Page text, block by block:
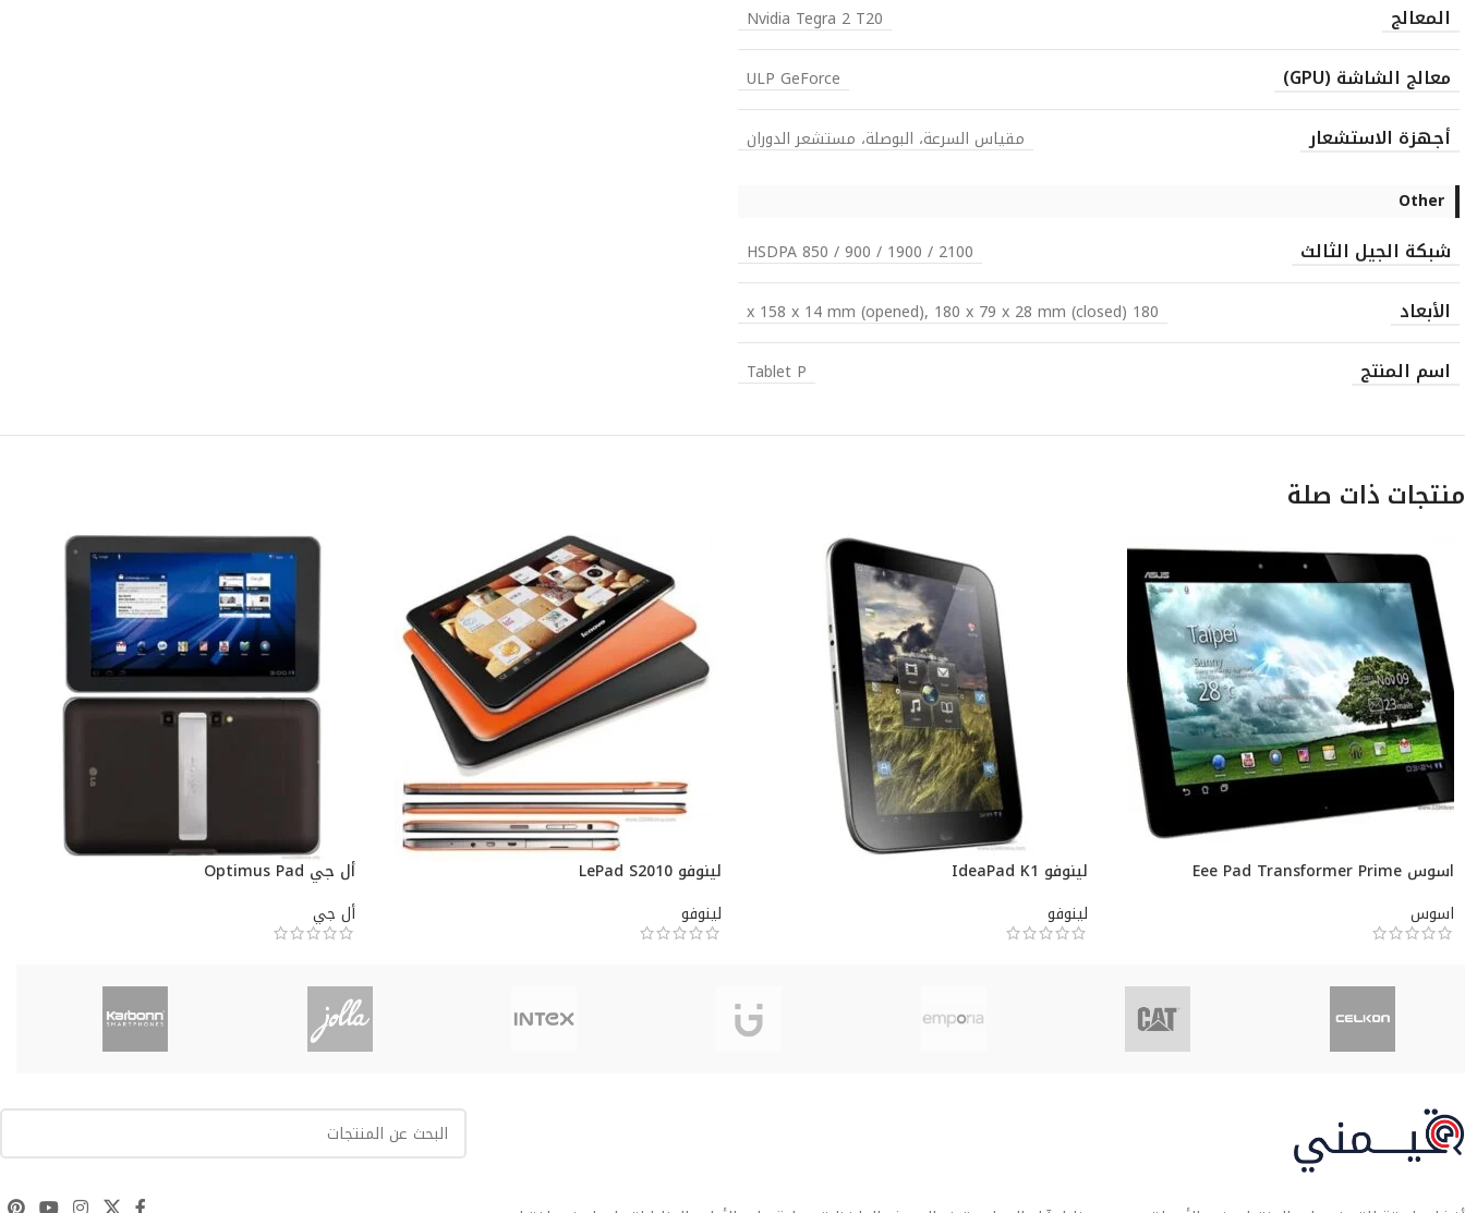
المعالج Nvidia Tegra 2 T20
معالج الشاشة (GPU) ULP GeForce
أجهزة الاستشعار مقياس السرعة، البوصلة، مستشعر الدوران
Other
شبكة الجيل الثالث HSDPA 850 / 900 / 1900 / 2100
الأبعاد 180 x 158 x 14 mm (opened), 180 x 79 x 28 mm (closed)
اسم المنتج Tablet P
منتجات ذات صلة
اسوس Eee Pad Transformer Prime
اسوس
لينوفو IdeaPad K1
لينوفو
لينوفو LePad S2010
لينوفو
أل جي Optimus Pad
أل جي